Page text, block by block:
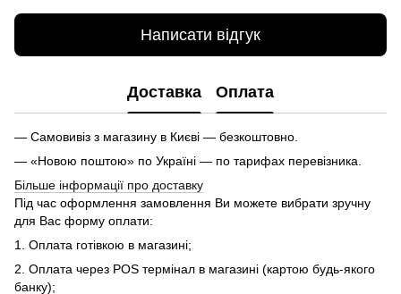
Написати відгук
Доставка Оплата
— Самовивіз з магазину в Києві — безкоштовно.
— «Новою поштою» по Україні — по тарифах перевізника.
Більше інформації про доставку
Під час оформлення замовлення Ви можете вибрати зручну
для Вас форму оплати:
1. Оплата готівкою в магазині;
2. Оплата через POS термінал в магазині (картою будь-якого
банку);